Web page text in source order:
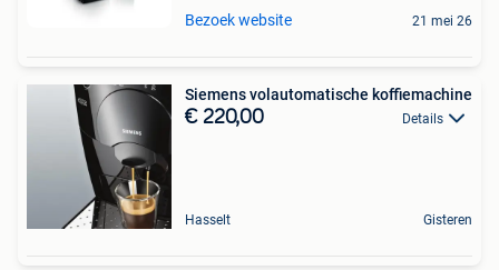
Bezoek website 21 mei 26
Siemens volautomatische koffiemachine
€ 220,00 Details
Hasselt Gisteren